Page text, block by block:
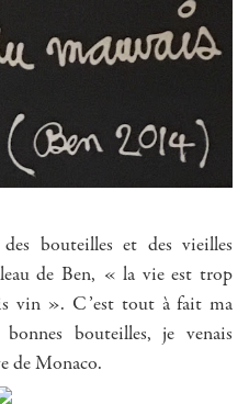
bouteilles et des vieilles
de Ben, « la vie est trop
vin ». C’est tout à fait ma
bouteilles, je venais
de Monaco.